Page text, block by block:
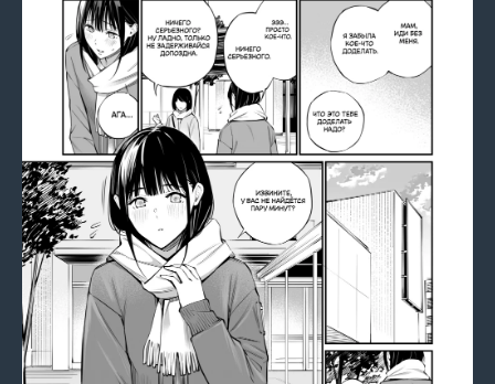
Сборники манги
Sign in
Register